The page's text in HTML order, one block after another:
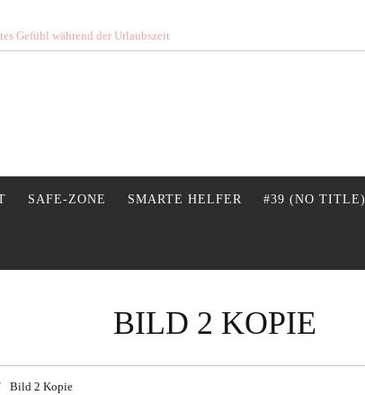
Gefühl während der Urlaubszeit
SAFE-ZONE SMARTE HELFER #39 (NO TITLE)
BILD 2 KOPIE
Bild 2 Kopie